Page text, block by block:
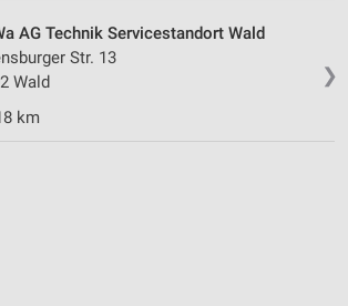
❯
AG Technik Servicestandort Wald
Str. 13
Wald
km